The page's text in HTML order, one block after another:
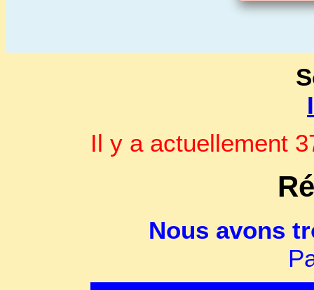
Il y a actuellement
Nous avons